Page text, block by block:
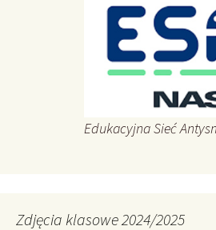
Edukacyjna Sieć
Zdjęcia klasowe 2024/2025